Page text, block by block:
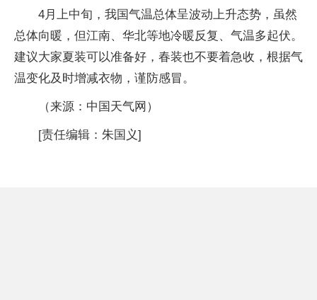
4月上中旬，我国气温总体呈波动上升态势，虽然
总体向暖，但江南、华北等地冷暖反复、气温多起伏。
建议大家夏装可以准备好，春装也不要着急收，根据气
温变化及时增减衣物，谨防感冒。
（来源：中国天气网）
[责任编辑：朱国义]